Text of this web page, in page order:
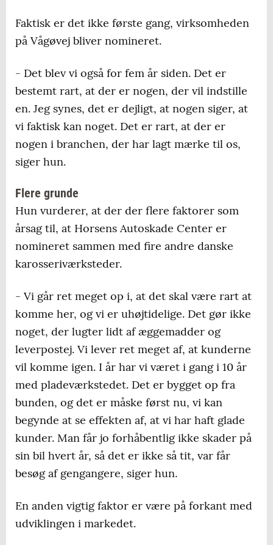
Faktisk er det ikke første gang, virksomheden
på Vågøvej bliver nomineret.
- Det blev vi også for fem år siden. Det er
bestemt rart, at der er nogen, der vil indstille
en. Jeg synes, det er dejligt, at nogen siger, at
vi faktisk kan noget. Det er rart, at der er
nogen i branchen, der har lagt mærke til os,
siger hun.
Flere grunde
Hun vurderer, at der der flere faktorer som
årsag til, at Horsens Autoskade Center er
nomineret sammen med fire andre danske
karosseriværksteder.
- Vi går ret meget op i, at det skal være rart at
komme her, og vi er uhøjtidelige. Det gør ikke
noget, der lugter lidt af æggemadder og
leverpostej. Vi lever ret meget af, at kunderne
vil komme igen. I år har vi været i gang i 10 år
med pladeværkstedet. Det er bygget op fra
bunden, og det er måske først nu, vi kan
begynde at se effekten af, at vi har haft glade
kunder. Man får jo forhåbentlig ikke skader på
sin bil hvert år, så det er ikke så tit, var får
besøg af gengangere, siger hun.
En anden vigtig faktor er være på forkant med
udviklingen i markedet.